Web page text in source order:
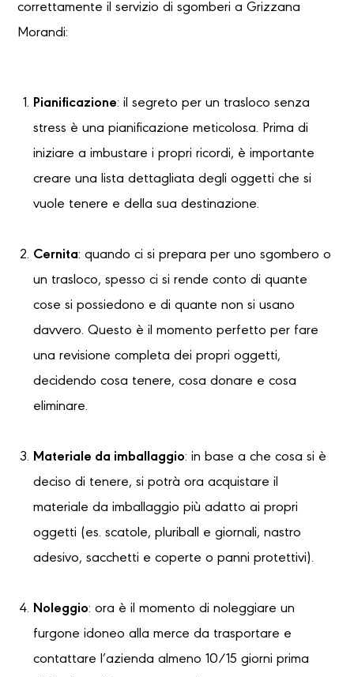
correttamente il servizio di sgomberi a Grizzana
Morandi:
Pianificazione: il segreto per un trasloco senza
stress è una pianificazione meticolosa. Prima di
iniziare a imbustare i propri ricordi, è importante
creare una lista dettagliata degli oggetti che si
vuole tenere e della sua destinazione.
Cernita: quando ci si prepara per uno sgombero o
un trasloco, spesso ci si rende conto di quante
cose si possiedono e di quante non si usano
davvero. Questo è il momento perfetto per fare
una revisione completa dei propri oggetti,
decidendo cosa tenere, cosa donare e cosa
eliminare.
Materiale da imballaggio: in base a che cosa si è
deciso di tenere, si potrà ora acquistare il
materiale da imballaggio più adatto ai propri
oggetti (es. scatole, pluriball e giornali, nastro
adesivo, sacchetti e coperte o panni protettivi).
Noleggio: ora è il momento di noleggiare un
furgone idoneo alla merce da trasportare e
contattare l’azienda almeno 10/15 giorni prima